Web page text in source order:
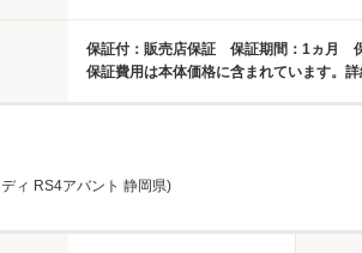
保証付：販売店保証 保証期間：1ヵ月
保証費用は本体価格に含まれています。
ィ RS4アバント 静岡県)